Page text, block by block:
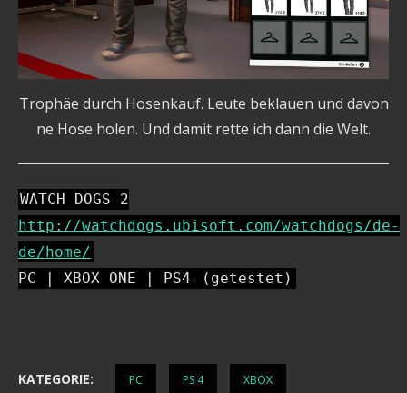
Trophäe durch Hosenkauf. Leute beklauen und davon
ne Hose holen. Und damit rette ich dann die Welt.
WATCH DOGS 2
http://watchdogs.ubisoft.com/watchdogs/de-
de/home/
PC | XBOX ONE | PS4
(getestet)
KATEGORIE: PC PS 4 XBOX